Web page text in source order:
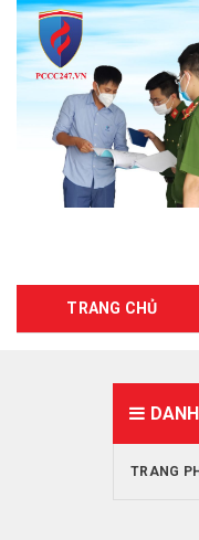
TRANG CHỦ
TRANG